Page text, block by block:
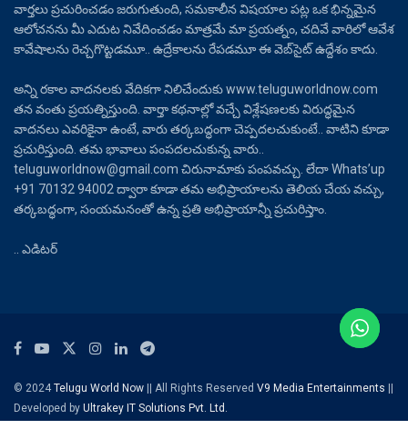
వార్తలు ప్రచురించడం జరుగుతుంది, సమకాలీన విషయాల పట్ల ఒక భిన్నమైన
ఆలోచనను మీ ఎదుట నివేదించడం మాత్రమే మా ప్రయత్నం, చదివే వారిలో ఆవేశ
కావేషాలను రెచ్చగొట్టడమూ.. ఉద్రేకాలను రేపడమూ ఈ వెబ్‌సైట్ ఉద్దేశం కాదు.
అన్ని రకాల వాదనలకు వేదికగా నిలిచేందుకు www.teluguworldnow.com
తన వంతు ప్రయత్నిస్తుంది. వార్తా కథనాల్లో వచ్చే విశ్లేషణలకు విరుద్ధమైన
వాదనలు ఎవరికైనా ఉంటే, వారు తర్కబద్ధంగా చెప్పదలచుకుంటే.. వాటిని కూడా
ప్రచురిస్తుంది. తమ భావాలు పంపదలచుకున్న వారు..
teluguworldnow@gmail.com చిరునామాకు పంపవచ్చు. లేదా Whats’up
+91 70132 94002 ద్వారా కూడా తమ అభిప్రాయాలను తెలియ చేయ వచ్చు,
తర్కబద్ధంగా, సంయమనంతో ఉన్న ప్రతి అభిప్రాయాన్నీ ప్రచురిస్తాం.
.. ఎడిటర్
© 2024Telugu World Now || All Rights Reserved V9 Media Entertainments ||
Developed by Ultrakey IT Solutions Pvt. Ltd.